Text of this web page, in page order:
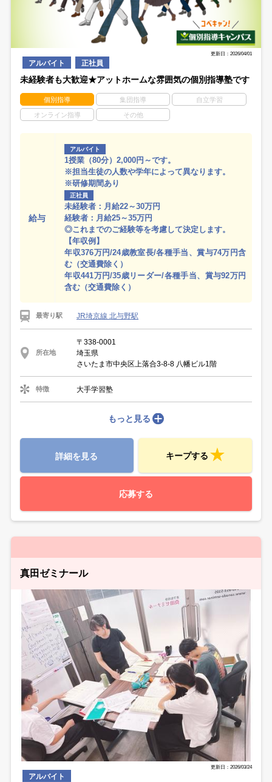
更新日：2026/04/01
アルバイト 正社員
未経験者も大歓迎★アットホームな雰囲気の個別指導塾です
個別指導 集団指導 自立学習
オンライン指導 その他
給与
アルバイト
1授業（80分）2,000円～です。
※担当生徒の人数や学年によって異なります。
※研修期間あり
正社員
未経験者：月給22～30万円
経験者：月給25～35万円
◎これまでのご経験等を考慮して決定します。
【年収例】
年収376万円/24歳教室長/各種手当、賞与74万円含
む（交通費除く）
年収441万円/35歳リーダー/各種手当、賞与92万円
含む（交通費除く）
最寄り駅 JR埼京線 北与野駅
所在地
〒338-0001
埼玉県
さいたま市中央区上落合3-8-8 八幡ビル1階
特徴 大手学習塾
もっと見る
詳細を見る キープする
応募する
真田ゼミナール
更新日：2026/03/24
アルバイト